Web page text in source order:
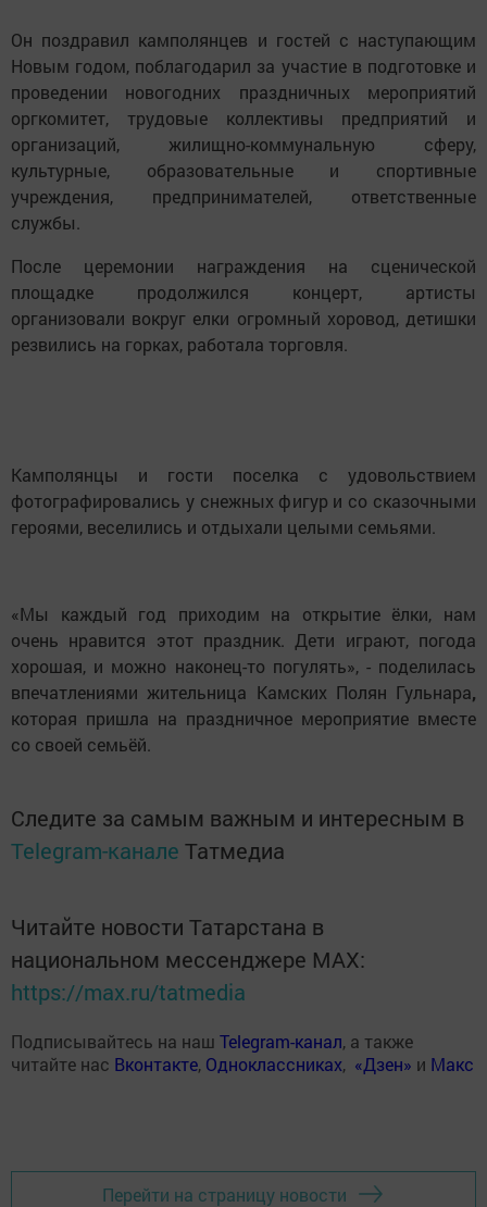
Он поздравил камполянцев и гостей с наступающим
Новым годом, поблагодарил за участие в подготовке и
проведении новогодних праздничных мероприятий
оргкомитет, трудовые коллективы предприятий и
организаций, жилищно-коммунальную сферу,
культурные, образовательные и спортивные
учреждения, предпринимателей, ответственные
службы.
После церемонии награждения на сценической
площадке продолжился концерт, артисты
организовали вокруг елки огромный хоровод, детишки
резвились на горках, работала торговля.
Камполянцы и гости поселка с удовольствием
фотографировались у снежных фигур и со сказочными
героями, веселились и отдыхали целыми семьями.
«Мы каждый год приходим на открытие ёлки, нам
очень нравится этот праздник. Дети играют, погода
хорошая, и можно наконец-то погулять», - поделилась
впечатлениями жительница Камских Полян Гульнара,
которая пришла на праздничное мероприятие вместе
со своей семьёй.
Следите за самым важным и интересным в
Telegram-канале Татмедиа
Читайте новости Татарстана в
национальном мессенджере MАХ:
https://max.ru/tatmedia
Подписывайтесь на наш Telegram-канал, а также
читайте нас Вконтакте, Одноклассниках, «Дзен» и Макс
Перейти на страницу новости